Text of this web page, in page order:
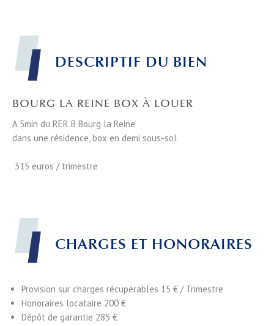
DESCRIPTIF DU BIEN
BOURG LA REINE BOX À LOUER
A 5min du RER B Bourg la Reine
dans une résidence, box en demi sous-sol
315 euros / trimestre
CHARGES ET HONORAIRES
Provision sur charges récupérables 15 € / Trimestre
Honoraires locataire 200 €
Dépôt de garantie 285 €